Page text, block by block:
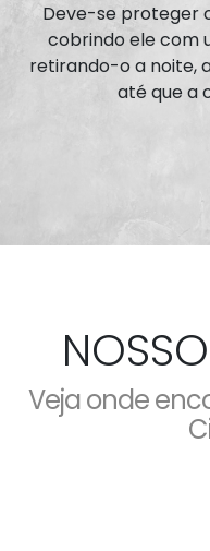
Deve-se proteger
cobrindo ele com
retirando-o a noite,
até que a
Veja onde